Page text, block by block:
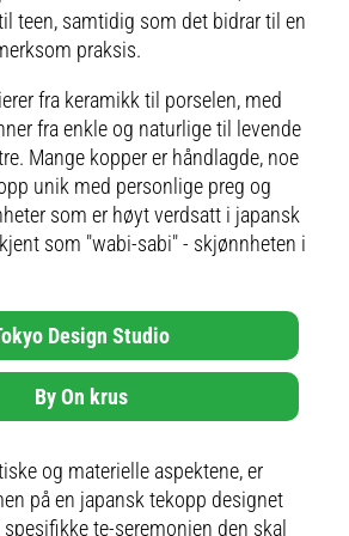
teen, samtidig som det bidrar til en
praksis.
fra keramikk til porselen, med
fra enkle og naturlige til levende
Mange kopper er håndlagde, noe
unik med personlige preg og
som er høyt verdsatt i japansk
som "wabi-sabi" - skjønnheten i
Design Studio
By On krus
og materielle aspektene, er
på en japansk tekopp designet
te-seremonien den skal